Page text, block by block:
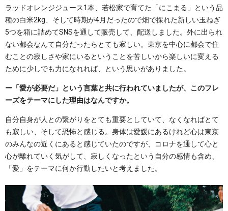
ラッドオレンジジュース1本、若松家で育てた「にこまる」という品
種の白米2kg、そして時期が4月だったので畑で採れた新しい玉ねぎ
5つを箱に詰めてSNSを通して販売して、配送しました。外に出られ
ない都会なんて自分だったらとても寂しい。東京を中心に都会で住
むことの寂しさや家にいるということを苦しいから楽しいに変える
ために少しでも力になれれば、という思いがありました。
ー「愛が必要だ」という言葉と共に行われていましたが、このフレ
ーズをテーマにした理由はなんですか。
自分自身が人との繋がりをとても重要としていて、なくなればとて
も寂しい、そして恐怖と感じる。身体は愛媛にあるけれど心は東京
のみんなの近くにあると感じていたのですが、コロナを通して心と
心が離れていく気がして、寂しくなったという自分の感情も含め、
「愛」をテーマに何か行動したいと考えました。